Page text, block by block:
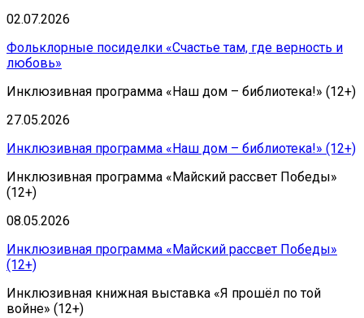
02.07.2026
Фольклорные посиделки «Счастье там, где верность и
любовь»
Инклюзивная программа «Наш дом – библиотека!» (12+)
27.05.2026
Инклюзивная программа «Наш дом – библиотека!» (12+)
Инклюзивная программа «Майский рассвет Победы»
(12+)
08.05.2026
Инклюзивная программа «Майский рассвет Победы»
(12+)
Инклюзивная книжная выставка «Я прошёл по той
войне» (12+)